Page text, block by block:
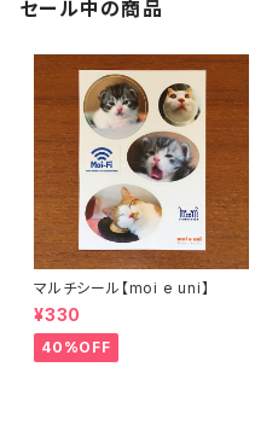
セール中の商品
マルチシール【moi e uni】
¥330
40%OFF